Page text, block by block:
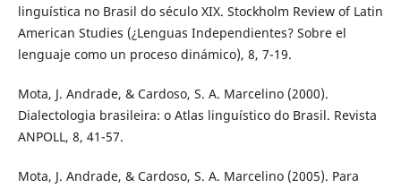
linguística no Brasil do século XIX. Stockholm Review of Latin
American Studies (¿Lenguas Independientes? Sobre el
lenguaje como un proceso dinámico), 8, 7-19.
Mota, J. Andrade, & Cardoso, S. A. Marcelino (2000).
Dialectologia brasileira: o Atlas linguístico do Brasil. Revista
ANPOLL, 8, 41-57.
Mota, J. Andrade, & Cardoso, S. A. Marcelino (2005). Para